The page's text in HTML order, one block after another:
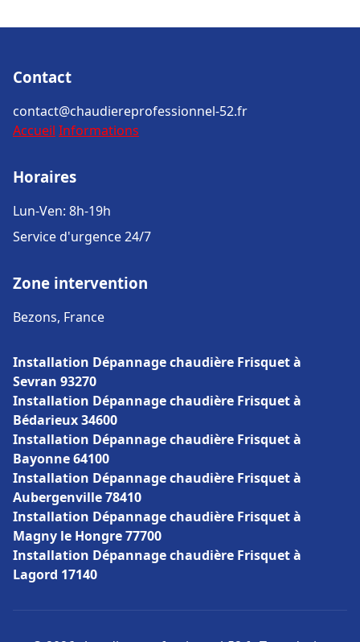
Contact
contact@chaudiereprofessionnel-52.fr
Accueil Informations
Horaires
Lun-Ven: 8h-19h
Service d'urgence 24/7
Zone intervention
Bezons, France
Installation Dépannage chaudière Frisquet à
Sevran 93270
Installation Dépannage chaudière Frisquet à
Bédarieux 34600
Installation Dépannage chaudière Frisquet à
Bayonne 64100
Installation Dépannage chaudière Frisquet à
Aubergenville 78410
Installation Dépannage chaudière Frisquet à
Magny le Hongre 77700
Installation Dépannage chaudière Frisquet à
Lagord 17140